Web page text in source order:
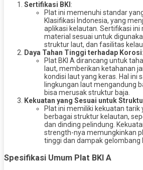
Sertifikasi BKI :
Plat ini memenuhi standar
Klasifikasi Indonesia, yang
aplikasi kelautan. Sertifikasi
material sesuai untuk
struktur laut, dan fasilitas
Daya Tahan Tinggi terhadap Korosi:
Plat BKI A dirancang untuk
laut, memberikan ketahanan
kondisi laut yang keras. Hal ini
lingkungan laut mengandung
bisa merusak struktur baja.
Kekuatan yang Sesuai untuk
Plat ini memiliki kekuatan tarik
berbagai struktur kelautan,
dan dinding pelindung.
strength-nya memungkinkan
tinggi dan dampak gelombang
Spesifikasi Umum Plat BKI A